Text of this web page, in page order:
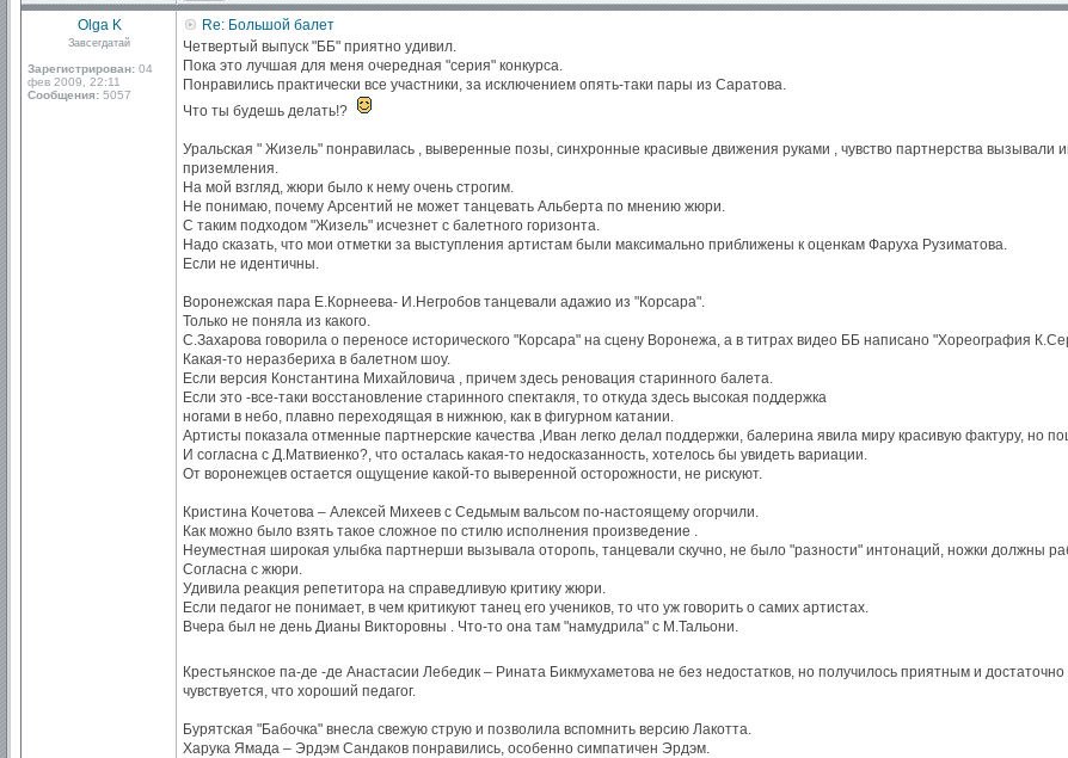
Olga K
Завсегдатай
Зарегистрирован: 04
фев 2009, 22:11
Сообщения: 5057
Re: Большой балет
Четвертый выпуск "ББ" приятно удивил.
Пока это лучшая для меня очередная "серия" конкурса.
Понравились практически все участники, за исключением опять-таки пары из Саратова.
Что ты будешь делать!?
Уральская " Жизель" понравилась , выверенные позы, синхронные красивые движения руками , чувство партнерства вызывали
приземления.
На мой взгляд, жюри было к нему очень строгим.
Не понимаю, почему Арсентий не может танцевать Альберта по мнению жюри.
С таким подходом "Жизель" исчезнет с балетного горизонта.
Надо сказать, что мои отметки за выступления артистам были максимально приближены к оценкам Фаруха Рузиматова.
Если не идентичны.
Воронежская пара Е.Корнеева- И.Негробов танцевали адажио из "Корсара".
Только не поняла из какого.
С.Захарова говорила о переносе исторического "Корсара" на сцену Воронежа, а в титрах видео ББ написано "Хореография
Какая-то неразбериха в балетном шоу.
Если версия Константина Михайловича , причем здесь реновация старинного балета.
Если это -все-таки восстановление старинного спектакля, то откуда здесь высокая поддержка
ногами в небо, плавно переходящая в нижнюю, как в фигурном катании.
Артисты показала отменные партнерские качества ,Иван легко делал поддержки, балерина явила миру красивую фактуру, но
И согласна с Д.Матвиенко?, что осталась какая-то недосказанность, хотелось бы увидеть вариации.
От воронежцев остается ощущение какой-то выверенной осторожности, не рискуют.
Кристина Кочетова – Алексей Михеев с Седьмым вальсом по-настоящему огорчили.
Как можно было взять такое сложное по стилю исполнения произведение .
Неуместная широкая улыбка партнерши вызывала оторопь, танцевали скучно, не было "разности" интонаций, ножки должны
Согласна с жюри.
Удивила реакция репетитора на справедливую критику жюри.
Если педагог не понимает, в чем критикуют танец его учеников, то что уж говорить о самих артистах.
Вчера был не день Дианы Викторовны . Что-то она там "намудрила" с М.Тальони.
Крестьянское па-де -де Анастасии Лебедик – Рината Бикмухаметова не без недостатков, но получилось приятным и
чувствуется, что хороший педагог.
Бурятская "Бабочка" внесла свежую струю и позволила вспомнить версию Лакотта.
Харука Ямада – Эрдэм Сандаков понравились, особенно симпатичен Эрдэм.